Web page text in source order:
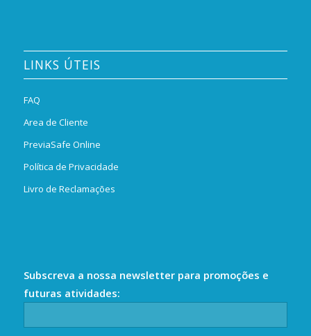
LINKS ÚTEIS
FAQ
Area de Cliente
PreviaSafe Online
Política de Privacidade
Livro de Reclamações
Subscreva a nossa newsletter para promoções e
futuras atividades: